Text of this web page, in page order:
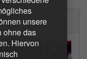
unsere
ohne das
Hiervon